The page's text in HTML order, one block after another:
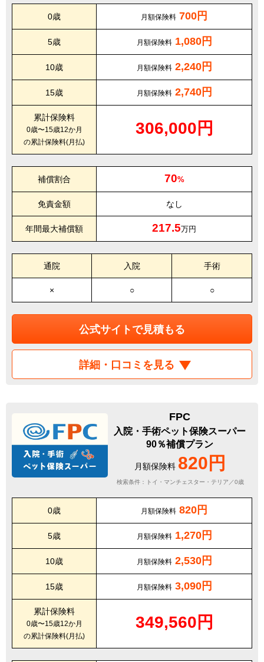
0歳 月額保険料 700円
5歳 月額保険料 1,080円
10歳 月額保険料 2,240円
15歳 月額保険料 2,740円
累計保険料
0歳〜15歳12か月
の累計保険料(月払)
306,000円
補償割合 70%
免責金額 なし
年間最大補償額 217.5万円
通院 入院 手術
× ○ ○
公式サイトで見積もる
詳細・口コミを見る
FPC
入院・手術ペット保険スーパー
90％補償プラン
月額保険料 820円
検索条件：トイ・マンチェスター・テリア／0歳
0歳 月額保険料 820円
5歳 月額保険料 1,270円
10歳 月額保険料 2,530円
15歳 月額保険料 3,090円
累計保険料
0歳〜15歳12か月
の累計保険料(月払)
349,560円